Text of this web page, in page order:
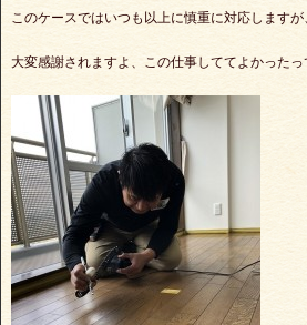
このケースではいつも以上に慎重に対応します
大変感謝されますよ、この仕事しててよかった